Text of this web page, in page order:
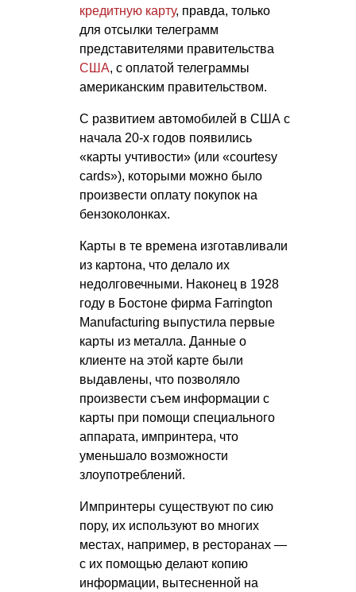
кредитную карту, правда, только
для отсылки телеграмм
представителями правительства
США, с оплатой телеграммы
американским правительством.
С развитием автомобилей в США с
начала 20-х годов появились
«карты учтивости» (или «courtesy
cards»), которыми можно было
произвести оплату покупок на
бензоколонках.
Карты в те времена изготавливали
из картона, что делало их
недолговечными. Наконец в 1928
году в Бостоне фирма Farrington
Manufacturing выпустила первые
карты из металла. Данные о
клиенте на этой карте были
выдавлены, что позволяло
произвести съем информации с
карты при помощи специального
аппарата, импринтера, что
уменьшало возможности
злоупотреблений.
Импринтеры существуют по сию
пору, их используют во многих
местах, например, в ресторанах —
с их помощью делают копию
информации, вытесненной на